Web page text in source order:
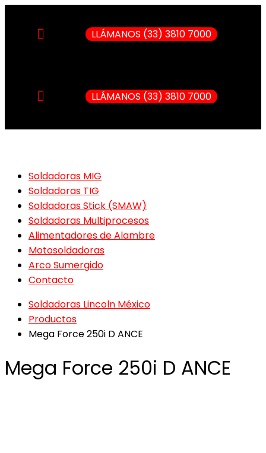
LLÁMANOS (33) 3810 7000
LLÁMANOS (33) 3810 7000
Soldadoras MIG
Soldadoras TIG
Soldadoras Stick (SMAW)
Soldadoras Multiprocesos
Alimentadores de Alambre
Motosoldadoras
Arco Sumergido
Contacto
Soldadoras Lincoln México
Productos
Mega Force 250i D ANCE
Mega Force 250i D ANCE